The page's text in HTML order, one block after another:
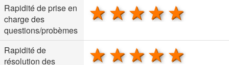
Rapidité de prise en
charge des
questions/probèmes
4 stars
3 stars
2 stars
1 star
Rapidité de
résolution des
4 stars
3 stars
2 stars
1 star